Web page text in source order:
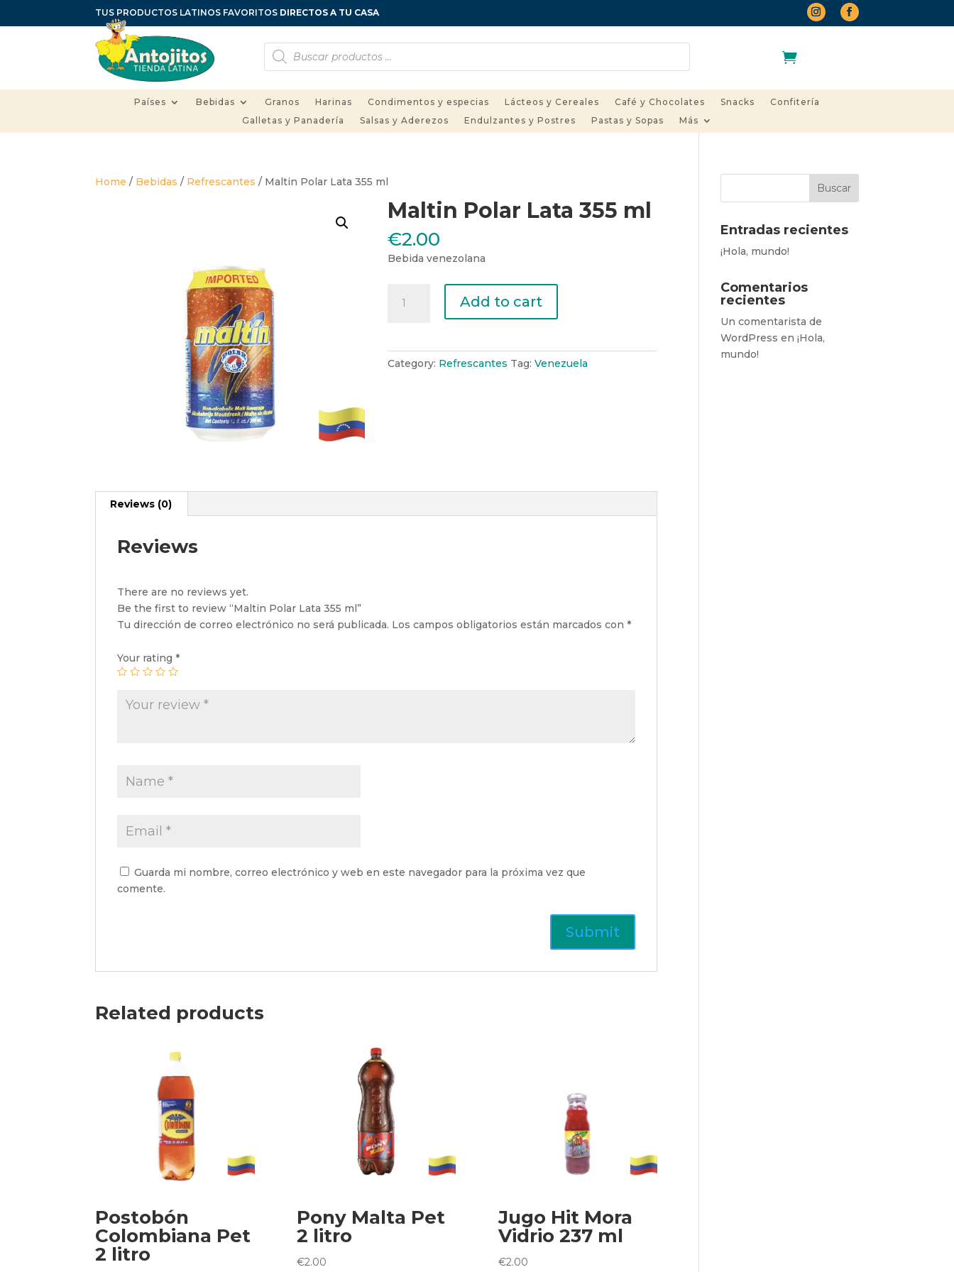
TUS PRODUCTOS LATINOS FAVORITOS DIRECTOS A TU CASA
Búsqueda
de
productos
Países Bebidas Granos Harinas Condimentos y especias Lácteos y Cereales Café y Chocolates Snacks
Confitería
Galletas y Panadería
Salsas y Aderezos Endulzantes y Postres Pastas y Sopas Más
Home / Bebidas / Refrescantes / Maltin Polar Lata 355 ml
Maltin Polar Lata 355 ml
€2.00
Bebida venezolana
Polar
quantity
Add to cart
Category: Refrescantes Tag:Venezuela
Reviews (0)
Reviews
There are no reviews yet.
Be the first to review “Maltin Polar Lata 355 ml”
Tu dirección de correo electrónico no será publicada. Los campos obligatorios están marcados con*
Your rating*
Guarda mi nombre, correo electrónico y web en este navegador para la próxima vez que
comente.
Related products
Postobón
Colombiana Pet
2 litro
Pony Malta Pet
2 litro
€2.00
Jugo Hit Mora
Vidrio 237 ml
€2.00
Entradas recientes
¡Hola, mundo!
Comentarios
recientes
Un comentarista de
WordPress en¡Hola,
mundo!